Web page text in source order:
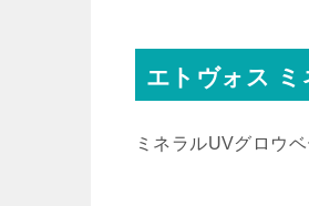
エトヴォス ミ
ミネラルUVグロウ